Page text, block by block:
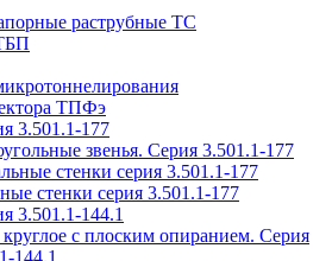
раструбные ТС
ТПФэ
3.501.1-177
звенья. Серия 3.501.1-177
стенки серия 3.501.1-177
стенки серия 3.501.1-177
3.501.1-144.1
круглое с плоским опиранием. Серия
144.1